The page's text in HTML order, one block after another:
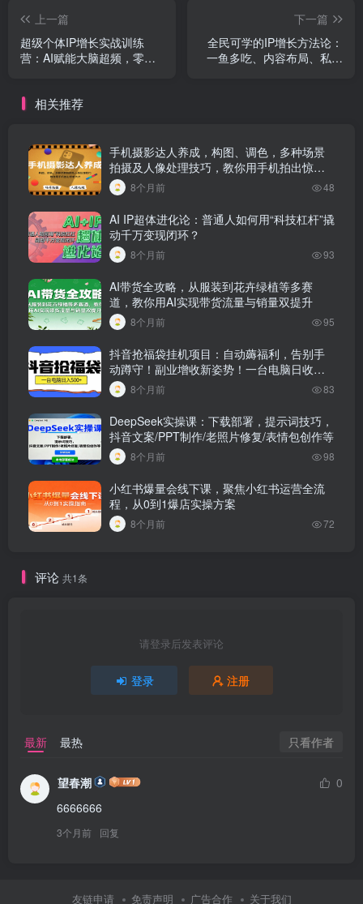
上一篇
超级个体IP增长实战训练
营：AI赋能大脑超频，零员
下一篇
全民可学的IP增长方法论：
一鱼多吃、内容布局、私域
相关推荐
手机摄影达人养成，构图、调色，多种场景
拍摄及人像处理技巧，教你用手机拍出惊艳
大片8个月前 48
AI IP超体进化论：普通人如何用“科技杠杆”撬
动千万变现闭环？
8个月前 93
AI带货全攻略，从服装到花卉绿植等多赛
道，教你用AI实现带货流量与销量双提升
8个月前 95
抖音抢福袋挂机项目：自动薅福利，告别手
动蹲守！副业增收新姿势！一台电脑日收益
500 8个月前 83
DeepSeek实操课：下载部署，提示词技巧，
抖音文案/PPT制作/老照片修复/表情包创作等
8个月前 98
小红书爆量会线下课，聚焦小红书运营全流
程，从0到1爆店实操方案
8个月前 72
评论 共1条
请登录后发表评论
登录 注册
最新 最热 只看作者
望春潮
0
6666666
3个月前 回复
友链申请 免责声明 广告合作 关于我们